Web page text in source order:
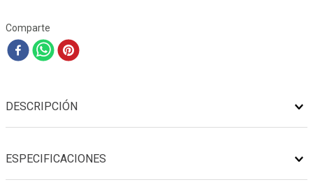
Comparte
DESCRIPCIÓN
ESPECIFICACIONES